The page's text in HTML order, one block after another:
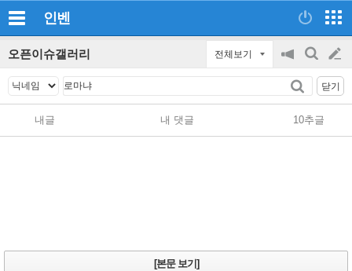
인벤
오픈이슈갤러리 전체보기
공
지
on/off
검
글
쓰
닫기
내글 내 댓글 10추글
[본문 보기]